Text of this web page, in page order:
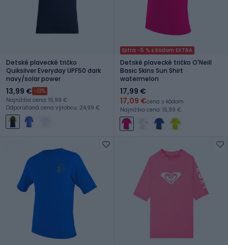
Detské plavecké tričko
Quiksilver Everyday UPF50 dark
navy/solar power
13,99 € -13%
Najnižšia cena: 15,99 €
Odporúčaná cena výrobcu: 24,99 €
Extra -5 % s kódom EXTRA
Detské plavecké tričko O'Neill
Basic Skins Sun Shirt
watermelon
17,99 €
17,09 €cena s kódom
Najnižšia cena: 15,99 €